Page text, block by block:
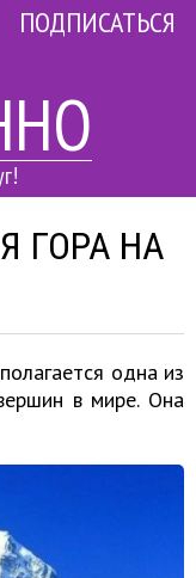
ПОДПИСАТЬСЯ
ГОРА НА
одна из
в мире. Она